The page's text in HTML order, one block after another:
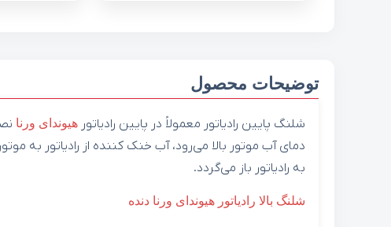
توضیحات محصول
شلنگ پایین رادیاتور معمولاً در پایین رادیاتور هیوندای ورنا
دمای آب موتور بالا می‌رود، آب خنک کننده از رادیاتور به
به رادیاتور باز می‌گردد.
شلنگ بالا رادیاتور هیوندای ورنا دنده